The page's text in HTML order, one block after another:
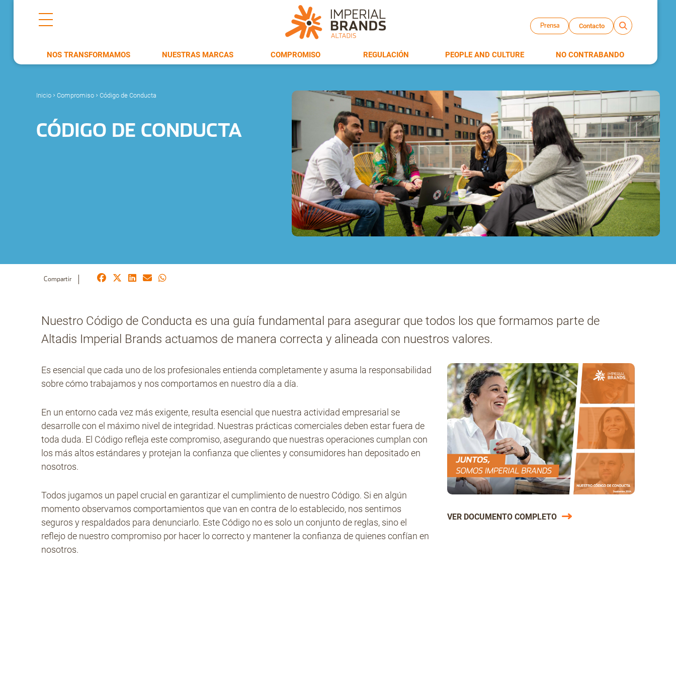
Prensa Contacto
NOS TRANSFORMAMOS NUESTRAS MARCAS COMPROMISO REGULACIÓN PEOPLE AND CULTURE NO CONTRABANDO
Inicio > Compromiso > Código de Conducta
CÓDIGO DE CONDUCTA
Compartir
Nuestro Código de Conducta es una guía fundamental para asegurar que todos los que formamos parte de
Altadis Imperial Brands actuamos de manera correcta y alineada con nuestros valores.
Es esencial que cada uno de los profesionales entienda completamente y asuma la responsabilidad
sobre cómo trabajamos y nos comportamos en nuestro día a día.
En un entorno cada vez más exigente, resulta esencial que nuestra actividad empresarial se
desarrolle con el máximo nivel de integridad. Nuestras prácticas comerciales deben estar fuera de
toda duda. El Código refleja este compromiso, asegurando que nuestras operaciones cumplan con
los más altos estándares y protejan la confianza que clientes y consumidores han depositado en
nosotros.
Todos jugamos un papel crucial en garantizar el cumplimiento de nuestro Código. Si en algún
momento observamos comportamientos que van en contra de lo establecido, nos sentimos
seguros y respaldados para denunciarlo. Este Código no es solo un conjunto de reglas, sino el
reflejo de nuestro compromiso por hacer lo correcto y mantener la confianza de quienes confían en
nosotros.
VER DOCUMENTO COMPLETO